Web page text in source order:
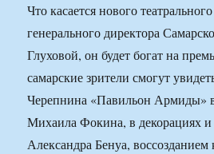
Что касается нового
генерального директора
Глуховой, он будет богат на
самарские зрители смогут
Черепнина «Павильон Армиды»
Михаила Фокина, в декорациях
Александра Бенуа, воссозданием